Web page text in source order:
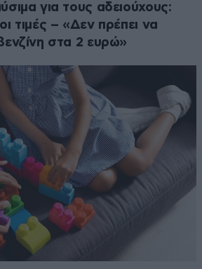
για τους αδειούχους:
τιμές – «Δεν πρέπει να
στα 2 ευρώ»